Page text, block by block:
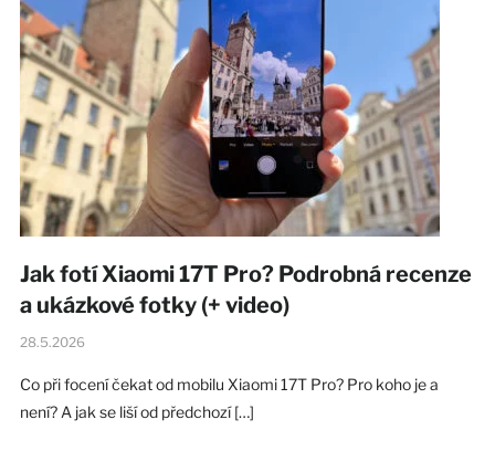
Jak fotí Xiaomi 17T Pro? Podrobná recenze
a ukázkové fotky (+ video)
28.5.2026
Co při focení čekat od mobilu Xiaomi 17T Pro? Pro koho je a
není? A jak se liší od předchozí […]